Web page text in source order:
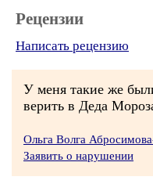
Рецензии
Написать рецензию
У меня такие же
верить в Деда
Ольга Волга
Заявить о нарушении